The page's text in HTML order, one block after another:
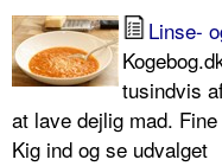
Linse-
tusindvis
at lave dejlig mad.
Kig ind og se udvalget